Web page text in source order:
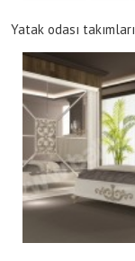
Yatak odası takımları